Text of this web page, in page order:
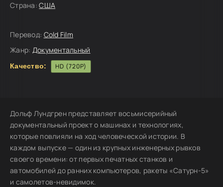
Страна: США
Перевод: Cold Film
Жанр: Документальный
Качество: HD (720P)
Дольф Лундгрен представляет восьмисерийный
документальный проект о машинах и технологиях,
которые повлияли на ход человеческой истории. В
каждом выпуске — один из крупных инженерных рывков
своего времени: от первых печатных станков и
автомобилей до ранних компьютеров, ракеты «Сатурн-5»
и самолетов-невидимок.